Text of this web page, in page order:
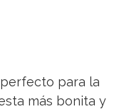
para la
más bonita y